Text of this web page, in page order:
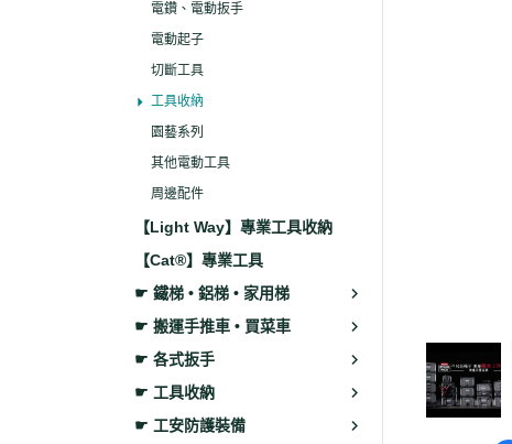
電鑽、電動扳手
電動起子
切斷工具
工具收納
園藝系列
其他電動工具
周邊配件
【Light Way】專業工具收納
【Cat®】專業工具
☛ 鐵梯 • 鋁梯 • 家用梯
☛ 搬運手推車 • 買菜車
☛ 各式扳手
☛ 工具收納
☛ 工安防護裝備